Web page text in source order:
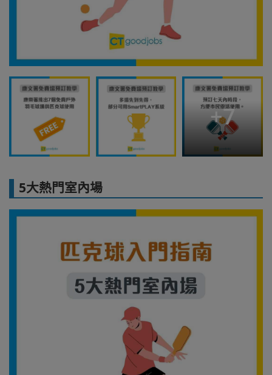
+7
5大熱門室內場